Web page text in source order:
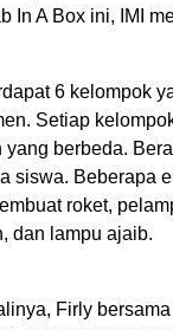
In A Box ini, IMI
6 kelompok
Setiap
berbeda.
siswa. Beberapa
roket,
dan lampu ajaib.
Firly bersama